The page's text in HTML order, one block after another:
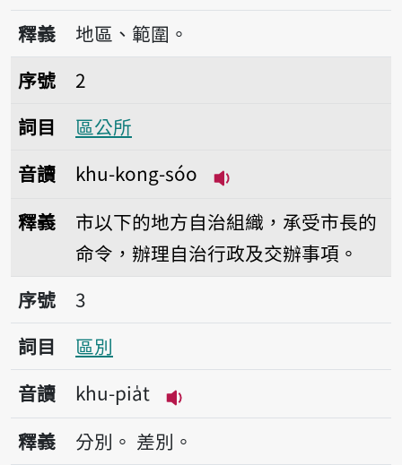
播放音讀khu-hi̍k
釋義
地區、範圍。
序號2區公所
序號
2
詞目
區公所
音讀
khu-kong-sóo
釋義
市以下的地方自治組織，承受市長的
命令，辦理自治行政及交辦事項。
序號3區別
序號
3
詞目
區別
音讀
khu-pia̍t
播放音讀khu-pia̍t
釋義 分別。 差別。